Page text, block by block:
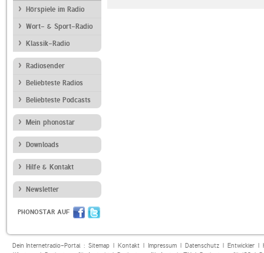
Hörspiele im Radio
Wort- & Sport-Radio
Klassik-Radio
Radiosender
Beliebteste Radios
Beliebteste Podcasts
Mein phonostar
Downloads
Hilfe & Kontakt
Newsletter
PHONOSTAR AUF
Dein Internetradio-Portal : Sitemap| Kontakt| Impressum| Datenschutz| Entwickler|